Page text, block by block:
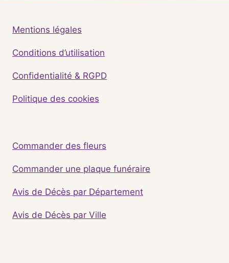
Mentions légales
Conditions d’utilisation
Confidentialité & RGPD
Politique des cookies
Commander des fleurs
Commander une plaque funéraire
Avis de Décès par Département
Avis de Décès par Ville